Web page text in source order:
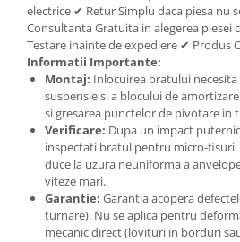
electrice ✔ Retur Simplu daca piesa nu
Consultanta Gratuita in alegerea piesei
Testare inainte de expediere ✔ Produs
Informatii Importante:
Montaj: Inlocuirea bratului
suspensie si a blocului de
si gresarea punctelor de pivotare in
Verificare: Dupa un impact
inspectati bratul pentru micro-
duce la uzura neuniforma a
viteze mari.
Garantie: Garantia acopera
turnare). Nu se aplica pentru
mecanic direct (lovituri in borduri